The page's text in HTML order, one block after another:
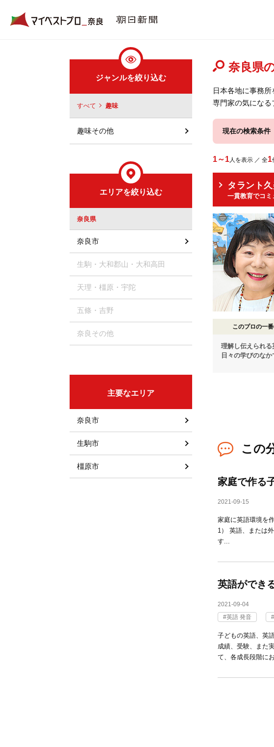
奈良県
日本各地に事務
専門家の気になる
現在の検索条件
1～1人を表示 ／ 全1
タラント
一貫教育でコ
このプロの一
理解し伝えられる
日々の学びのなか
この
家庭で作る
2021-09-15
家庭に英語環境を
1） 英語、または
す...
英語ができ
2021-09-04
英語 発音
子どもの英語、英
成績、受験、また
て、各成長段階に
ジャンルを絞り込む
すべて 趣味
趣味その他
エリアを絞り込む
奈良県
奈良市
生駒・大和郡山・大和高田
天理・橿原・宇陀
五條・吉野
奈良その他
主要なエリア
奈良市
生駒市
橿原市